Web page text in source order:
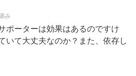
み
ポーターは効果はあるのですけ
いて大丈夫なのか？また、依存し